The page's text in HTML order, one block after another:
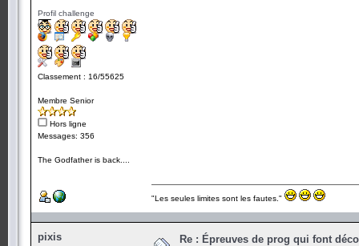
Profil challenge
Classement : 16/55625
Membre Senior
Hors ligne
Messages: 356
The Godfather is back....
"Les seules limites sont les fautes."
pixis Re : Épreuves de prog qui font